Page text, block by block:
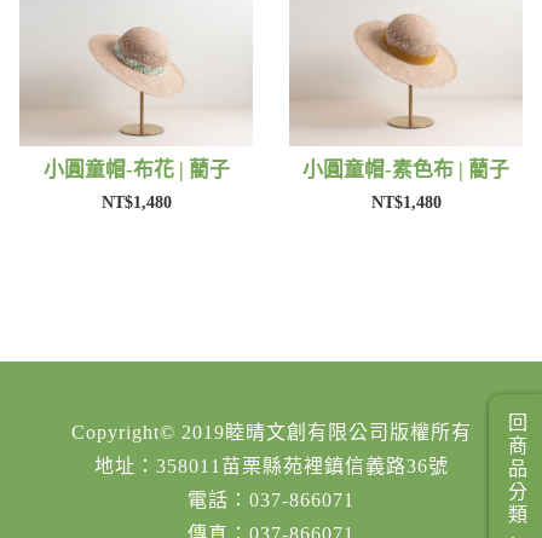
小圓童帽-布花 | 藺子
NT$1,480
小圓童帽-素色布 | 藺子
NT$1,480
Copyright© 2019睦晴文創有限公司版權所有
地址：358011苗栗縣苑裡鎮信義路36號
電話：037-866071
傳真：037-866071
回商品分類